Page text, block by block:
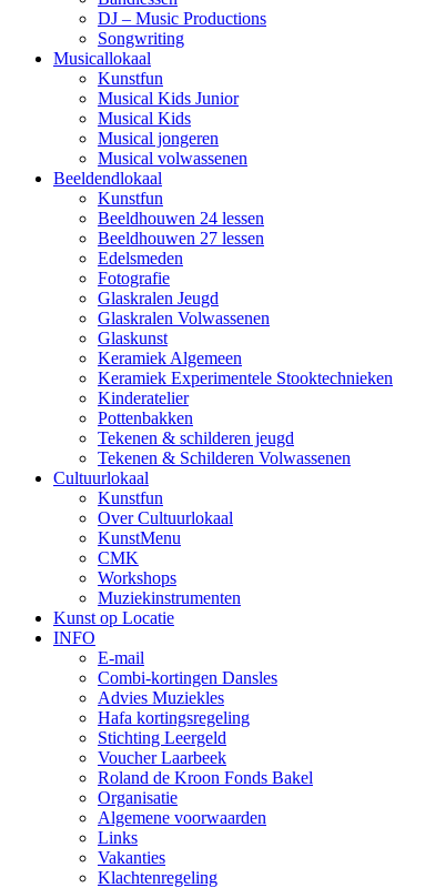
DJ – Music Productions
Songwriting
Musicallokaal
Kunstfun
Musical Kids Junior
Musical Kids
Musical jongeren
Musical volwassenen
Beeldendlokaal
Kunstfun
Beeldhouwen 24 lessen
Beeldhouwen 27 lessen
Edelsmeden
Fotografie
Glaskralen Jeugd
Glaskralen Volwassenen
Glaskunst
Keramiek Algemeen
Keramiek Experimentele Stooktechnieken
Kinderatelier
Pottenbakken
Tekenen & schilderen jeugd
Tekenen & Schilderen Volwassenen
Cultuurlokaal
Kunstfun
Over Cultuurlokaal
KunstMenu
CMK
Workshops
Muziekinstrumenten
Kunst op Locatie
INFO
E-mail
Combi-kortingen Dansles
Advies Muziekles
Hafa kortingsregeling
Stichting Leergeld
Voucher Laarbeek
Roland de Kroon Fonds Bakel
Organisatie
Algemene voorwaarden
Links
Vakanties
Klachtenregeling